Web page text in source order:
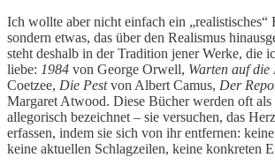
Ich wollte aber nicht einfach ein „realistisches“
sondern etwas, das über den Realismus
steht deshalb in der Tradition jener Werke, die
liebe: 1984 von George Orwell, Warten auf die
Coetzee, Die Pestvon Albert Camus, Der
Margaret Atwood. Diese Bücher werden oft als
allegorisch bezeichnet – sie versuchen, das
erfassen, indem sie sich von ihr entfernen:
keine aktuellen Schlagzeilen, keine konkreten